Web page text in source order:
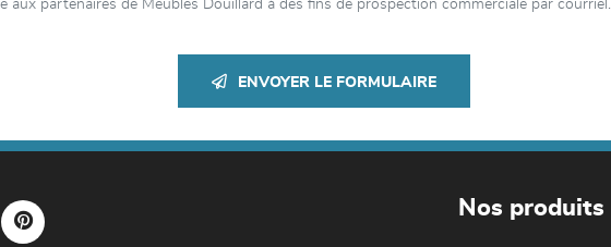
aux partenaires de Meubles Douillard à des fins de prospection commerciale par courriel.
ENVOYER LE FORMULAIRE
Nos produits